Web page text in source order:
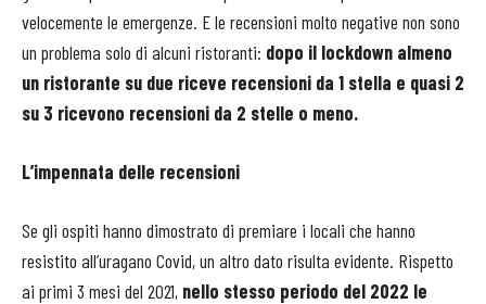
velocemente le emergenze. E le recensioni molto negative non sono
un problema solo di alcuni ristoranti: dopo il lockdown almeno
un ristorante su due riceve recensioni da 1 stella e quasi 2
su 3 ricevono recensioni da 2 stelle o meno.
L’impennata delle recensioni
Se gli ospiti hanno dimostrato di premiare i locali che hanno
resistito all’uragano Covid, un altro dato risulta evidente. Rispetto
ai primi 3 mesi del 2021, nello stesso periodo del 2022 le